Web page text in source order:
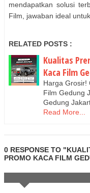
mendapatkan solusi
Film, jawaban ideal
RELATED POSTS :
Kualitas
Kaca Film
Harga Grosir!
Film Gedung
Gedung
Read More...
0 RESPONSE TO
PROMO KACA FILM